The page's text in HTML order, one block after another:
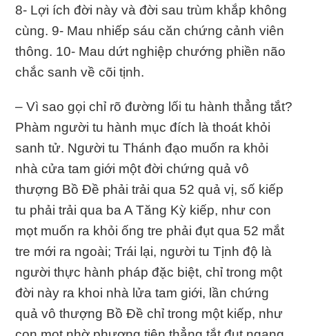
8- Lợi ích đời này và đời sau trùm khắp không
cùng. 9- Mau nhiếp sáu căn chứng cảnh viên
thông. 10- Mau dứt nghiệp chướng phiền não
chắc sanh về cõi tịnh.
– Vì sao gọi chỉ rõ đường lối tu hành thẳng tắt?
Phàm người tu hành mục đích là thoát khỏi
sanh tử. Người tu Thánh đạo muốn ra khỏi
nhà cửa tam giới một đời chứng quả vô
thượng Bồ Đề phải trải qua 52 quả vị, số kiếp
tu phải trải qua ba A Tăng Kỳ kiếp, như con
mọt muốn ra khỏi ống tre phải đụt qua 52 mắt
tre mới ra ngoài; Trái lại, người tu Tịnh độ là
người thực hành pháp đặc biệt, chỉ trong một
đời này ra khoi nhà lửa tam giới, lần chứng
quả vô thượng Bồ Đề chỉ trong một kiếp, như